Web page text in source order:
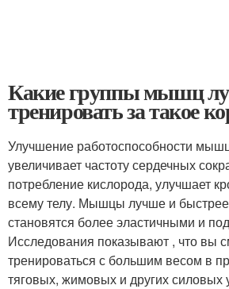
Какие группы мышц
тренировать за такое
Улучшение работоспособности
увеличивает частоту сердечных
потребление кислорода, улучшает
всему телу. Мышцы лучше и
становятся более эластичными и
Исследования показывают , что вы
тренироваться с большим весом в
тяговых, жимовых и других силовых